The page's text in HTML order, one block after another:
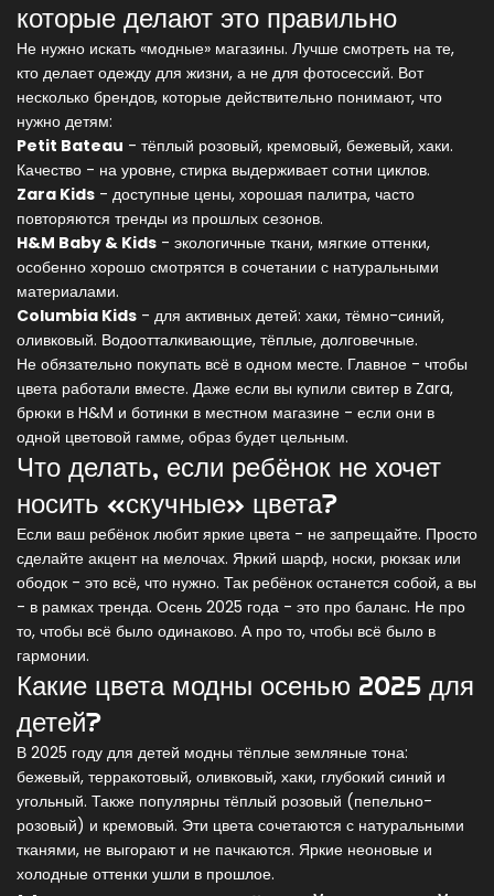
которые делают это правильно
Не нужно искать «модные» магазины. Лучше смотреть на те,
кто делает одежду для жизни, а не для фотосессий. Вот
несколько брендов, которые действительно понимают, что
нужно детям:
Petit Bateau - тёплый розовый, кремовый, бежевый, хаки.
Качество - на уровне, стирка выдерживает сотни циклов.
Zara Kids - доступные цены, хорошая палитра, часто
повторяются тренды из прошлых сезонов.
H&M Baby & Kids - экологичные ткани, мягкие оттенки,
особенно хорошо смотрятся в сочетании с натуральными
материалами.
Columbia Kids - для активных детей: хаки, тёмно-синий,
оливковый. Водоотталкивающие, тёплые, долговечные.
Не обязательно покупать всё в одном месте. Главное - чтобы
цвета работали вместе. Даже если вы купили свитер в Zara,
брюки в H&M и ботинки в местном магазине - если они в
одной цветовой гамме, образ будет цельным.
Что делать, если ребёнок не хочет
носить «скучные» цвета?
Если ваш ребёнок любит яркие цвета - не запрещайте. Просто
сделайте акцент на мелочах. Яркий шарф, носки, рюкзак или
ободок - это всё, что нужно. Так ребёнок останется собой, а вы
- в рамках тренда. Осень 2025 года - это про баланс. Не про
то, чтобы всё было одинаково. А про то, чтобы всё было в
гармонии.
Какие цвета модны осенью 2025 для
детей?
В 2025 году для детей модны тёплые земляные тона:
бежевый, терракотовый, оливковый, хаки, глубокий синий и
угольный. Также популярны тёплый розовый (пепельно-
розовый) и кремовый. Эти цвета сочетаются с натуральными
тканями, не выгорают и не пачкаются. Яркие неоновые и
холодные оттенки ушли в прошлое.